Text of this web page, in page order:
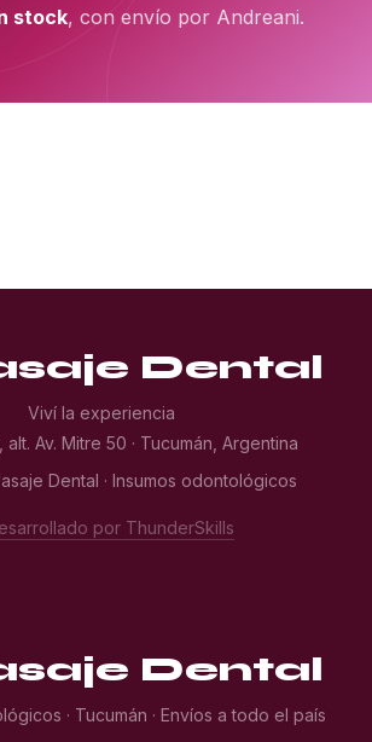
stock, con envío por Andreani.
Dental
Viví la experiencia
alt. Av. Mitre 50 · Tucumán, Argentina
Dental · Insumos odontológicos
por ThunderSkills
Dental
· Tucumán · Envíos a todo el país